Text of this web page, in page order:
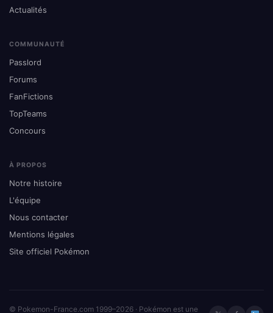
Actualités
COMMUNAUTÉ
Passlord
Forums
FanFictions
TopTeams
Concours
À PROPOS
Notre histoire
L'équipe
Nous contacter
Mentions légales
Site officiel Pokémon
© Pokemon-France.com 1999–2026 · Pokémon est une